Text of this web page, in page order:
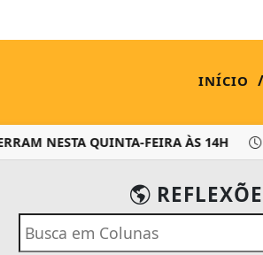
INÍCIO /
NESTA QUINTA-FEIRA ÀS 14H